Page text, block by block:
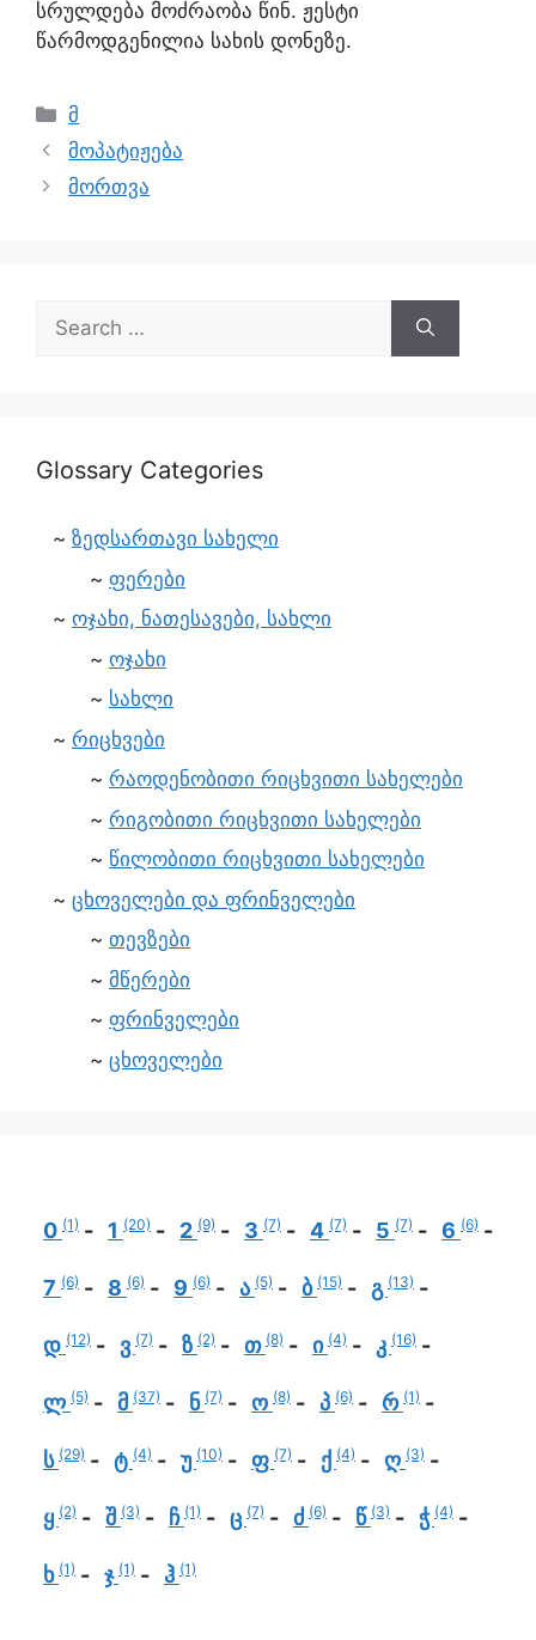
სრულდება მოძრაობა წინ. ჟესტი
წარმოდგენილია სახის დონეზე.
მ
მოპატიჟება
მორთვა
Glossary Categories
ზედსართავი სახელი
ფერები
ოჯახი, ნათესავები, სახლი
ოჯახი
სახლი
რიცხვები
რაოდენობითი რიცხვითი სახელები
რიგობითი რიცხვითი სახელები
წილობითი რიცხვითი სახელები
ცხოველები და ფრინველები
თევზები
მწერები
ფრინველები
ცხოველები
0 (1) 1 (20) 2 (9) 3 (7) 4 (7) 5 (7) 6 (6)
7 (6) 8 (6) 9 (6) ა (5) ბ (15) გ (13)
დ (12) ვ (7) ზ (2) თ (8) ი (4) კ (16)
ლ (5) მ (37) ნ (7) ო (8) პ (6) რ (1)
ს (29) ტ (4) უ (10) ფ (7) ქ (4) ღ (3)
ყ (2) შ (3) ჩ (1) ც (7) ძ (6) წ (3) ჭ (4)
ხ (1) ჯ (1) ჰ (1)